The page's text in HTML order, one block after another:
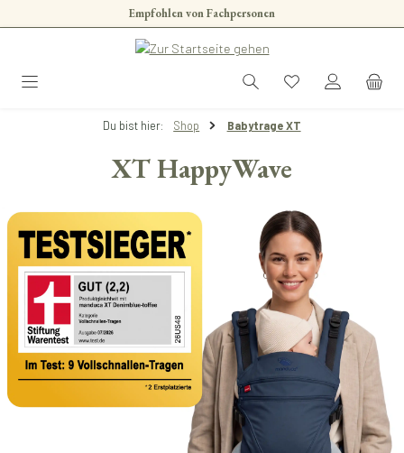
Empfohlen von Fachpersonen
Du bist hier: Shop Babytrage XT
XT HappyWave
Skip image gallery